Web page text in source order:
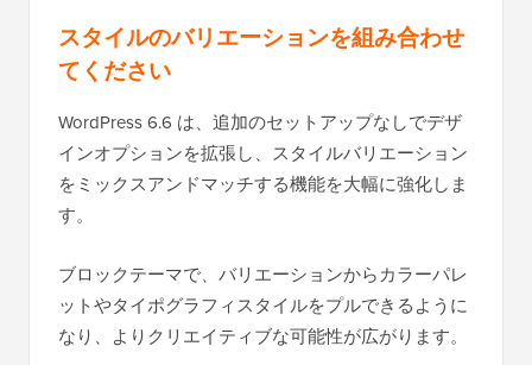
スタイルのバリエーションを組み合わせ
てください
WordPress 6.6 は、追加のセットアップなしでデザ
インオプションを拡張し、スタイルバリエーション
をミックスアンドマッチする機能を大幅に強化しま
す。
ブロックテーマで、バリエーションからカラーパレ
ットやタイポグラフィスタイルをプルできるように
なり、よりクリエイティブな可能性が広がります。